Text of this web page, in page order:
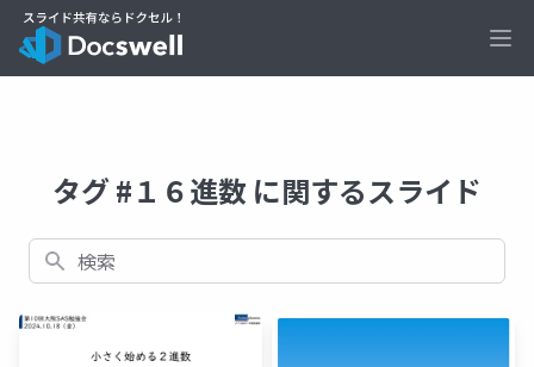
タグ #１６進数 に関するスライド
検索